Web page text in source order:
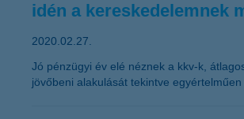
idén a kereskedelemnek
2020.02.27.
Jó pénzügyi év elé néznek a kkv-k,
jövőbeni alakulását tekintve